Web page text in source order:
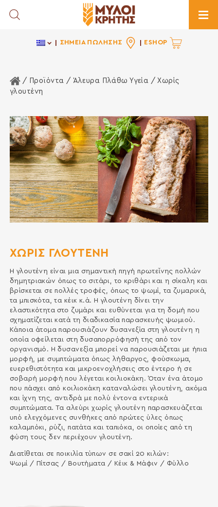
Toggle Search
ΣΗΜΕΙΑ ΠΩΛΗΣΗΣ ESHOP
Αρχική Σελίδα
/ Προϊόντα / Άλευρα Πλάθω Υγεία / Χωρίς
γλουτένη
ΧΩΡΙΣ ΓΛΟΥΤΕΝΗ
Η γλουτένη είναι µια σηµαντική πηγή πρωτεΐνης πολλών
δηµητριακών όπως το σιτάρι, το κριθάρι και η σίκαλη και
βρίσκεται σε πολλές τροφές, όπως το ψωµί, τα ζυµαρικά,
τα µπισκότα, τα κέικ κ.ά. Η γλουτένη δίνει την
ελαστικότητα στο ζυµάρι και ευθύνεται για τη δοµή που
σχηµατίζεται κατά τη διαδικασία παρασκευής ψωµιού.
Κάποια άτοµα παρουσιάζουν δυσανεξία στη γλουτένη η
οποία οφείλεται στη δυσαπορρόφησή της από τον
οργανισµό. Η δυσανεξία µπορεί να παρουσιάζεται µε ήπια
µορφή, µε συµπτώµατα όπως λήθαργος, φούσκωµα,
ευερεθιστότητα και µικροενοχλήσεις στο έντερο ή σε
σοβαρή µορφή που λέγεται κοιλιοκάκη. Όταν ένα άτοµο
που πάσχει από κοιλιοκάκη καταναλώσει γλουτένη, ακόµα
και ίχνη της, αντιδρά µε πολύ έντονα εντερικά
συµπτώµατα. Τα αλεύρι χωρίς γλουτένη παρασκευάζεται
υπό ελεγχόµενες συνθήκες από πρώτες ύλες όπως
καλαµπόκι, ρύζι, πατάτα και ταπιόκα, οι οποίες από τη
φύση τους δεν περιέχουν γλουτένη.
∆ιατίθεται σε ποικιλία τύπων σε σακί 20 κιλών:
Ψωμί / Πίτσας / Βουτήματα / Κέικ & Μάφιν / Φύλλο